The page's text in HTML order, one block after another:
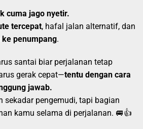
cuma jago nyetir.
tercepat, hafal jalan alternatif, dan
penumpang.
santai biar perjalanan tetap
gerak cepat—tentu dengan cara
jawab.
sekadar pengemudi, tapi bagian
kamu selama di perjalanan. 🚐👍